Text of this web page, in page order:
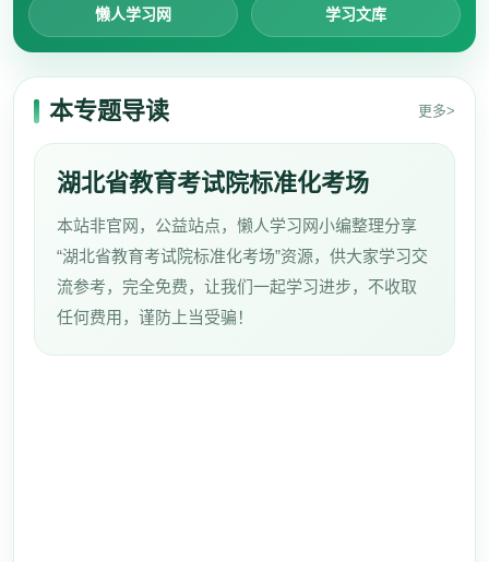
懒人学习网 学习文库
本专题导读 更多>
湖北省教育考试院标准化考场
本站非官网，公益站点，懒人学习网小编整理分享
“湖北省教育考试院标准化考场”资源，供大家学习交
流参考，完全免费，让我们一起学习进步，不收取
任何费用，谨防上当受骗！